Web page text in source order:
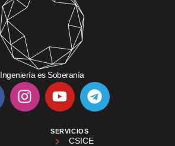
Ingeniería es Soberanía
SERVICIOS
CSICE